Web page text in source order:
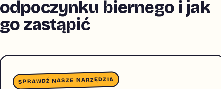
odpoczynku biernego i jak
go zastąpić
SPRAWDŹ NASZE NARZĘDZIA